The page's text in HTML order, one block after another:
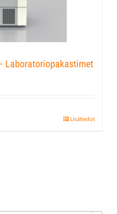
Laboratoriopakastimet
Lisätiedot